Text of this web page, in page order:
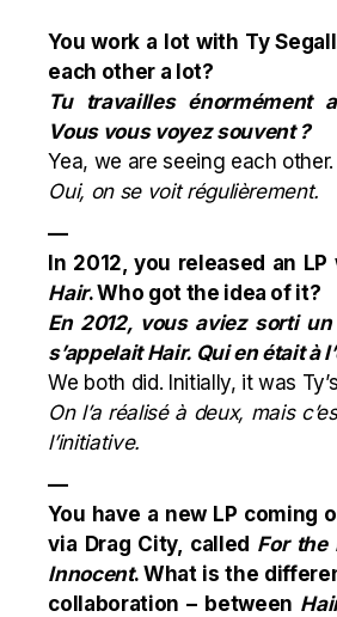
You work a lot with Ty
each other a lot?
Tu travailles énormément
Vous vous voyez souvent ?
Yea, we are seeing each other.
Oui, on se voit régulièrement.
—
In 2012, you released an LP
Hair. Who got the idea of it?
En 2012, vous aviez sorti
s’appelait Hair. Qui en était à
We both did. Initially, it was
On l’a réalisé à deux, mais
l’initiative.
—
You have a new LP coming
via Drag City, called For the
Innocent. What is the
collaboration – between